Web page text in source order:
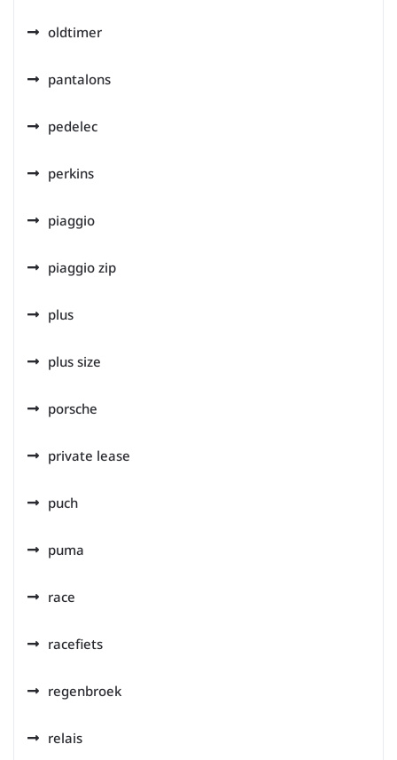
oldtimer
pantalons
pedelec
perkins
piaggio
piaggio zip
plus
plus size
porsche
private lease
puch
puma
race
racefiets
regenbroek
relais